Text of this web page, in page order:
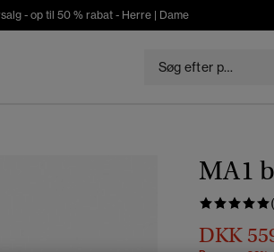
- op til 50 % rabat - Herre| Dame
MA1
DKK